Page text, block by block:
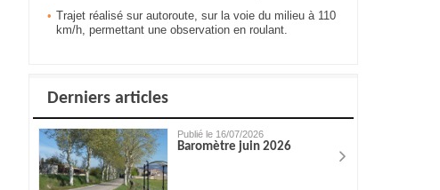
Trajet réalisé sur autoroute, sur la voie du milieu à 110
km/h, permettant une observation en roulant.
Derniers articles
Publié le 16/07/2026
Baromètre juin 2026